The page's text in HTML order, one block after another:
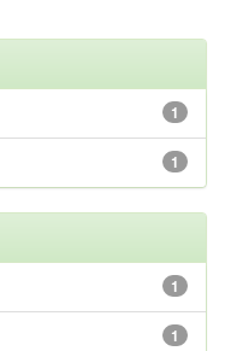
1
1
1
1